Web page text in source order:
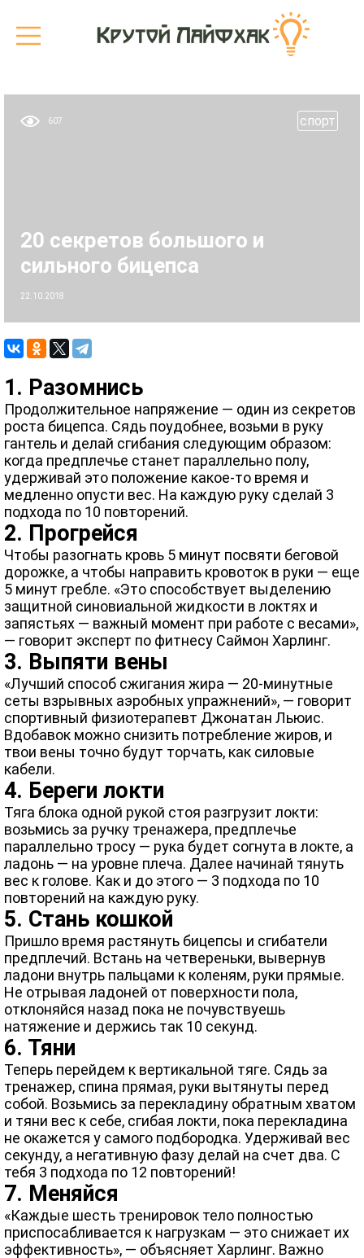
607 cпорт
20 секретов большого и
сильного бицепса
22.10.2018
1. Разомнись
Продолжительное напряжение — один из секретов
роста бицепса. Сядь поудобнее, возьми в руку
гантель и делай сгибания следующим образом:
когда предплечье станет параллельно полу,
удерживай это положение какое-то время и
медленно опусти вес. На каждую руку сделай 3
подхода по 10 повторений.
2. Прогрейся
Чтобы разогнать кровь 5 минут посвяти беговой
дорожке, а чтобы направить кровоток в руки — еще
5 минут гребле. «Это способствует выделению
защитной синовиальной жидкости в локтях и
запястьях — важный момент при работе с весами»,
— говорит эксперт по фитнесу Саймон Харлинг.
3. Выпяти вены
«Лучший способ сжигания жира — 20-минутные
сеты взрывных аэробных упражнений», — говорит
спортивный физиотерапевт Джонатан Льюис.
Вдобавок можно снизить потребление жиров, и
твои вены точно будут торчать, как силовые
кабели.
4. Береги локти
Тяга блока одной рукой стоя разгрузит локти:
возьмись за ручку тренажера, предплечье
параллельно тросу — рука будет согнута в локте, а
ладонь — на уровне плеча. Далее начинай тянуть
вес к голове. Как и до этого — 3 подхода по 10
повторений на каждую руку.
5. Стань кошкой
Пришло время растянуть бицепсы и сгибатели
предплечий. Встань на четвереньки, вывернув
ладони внутрь пальцами к коленям, руки прямые.
Не отрывая ладоней от поверхности пола,
отклоняйся назад пока не почувствуешь
натяжение и держись так 10 секунд.
6. Тяни
Теперь перейдем к вертикальной тяге. Сядь за
тренажер, спина прямая, руки вытянуты перед
собой. Возьмись за перекладину обратным хватом
и тяни вес к себе, сгибая локти, пока перекладина
не окажется у самого подбородка. Удерживай вес
секунду, а негативную фазу делай на счет два. С
тебя 3 подхода по 12 повторений!
7. Меняйся
«Каждые шесть тренировок тело полностью
приспосабливается к нагрузкам — это снижает их
эффективность», — объясняет Харлинг. Важно